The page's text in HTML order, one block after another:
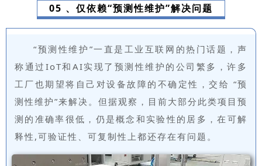
05 、仅依赖“预测性维护”解决问题
“预测性维护”一直是工业互联网的热门话题，声
称通过IoT和AI实现了预测性维护的公司繁多，许多
工厂也期望将自己对设备故障的不确定性，交给 “预
测性维护”来解决。但据观察，目前大部分此类项目预
测的准确率很低，仍是概念和实验性的居多，在可解
释性,可验证性、可复制性上都还存在有问题。